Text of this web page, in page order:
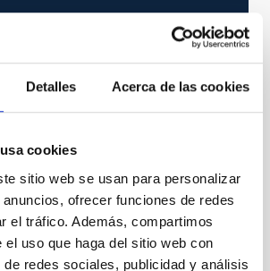
Detalles Acerca de las cookies
cookies
sitio web se usan para personalizar
ofrecer funciones de redes
el tráfico. Además, compartimos
el uso que haga del sitio web con
redes sociales, publicidad y análisis
Polarimeter